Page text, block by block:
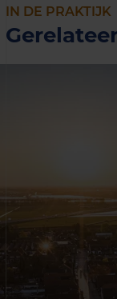
IN DE PRAKTIJK